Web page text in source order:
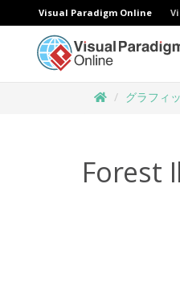
Visual Paradigm Online
グラフィ
Forest